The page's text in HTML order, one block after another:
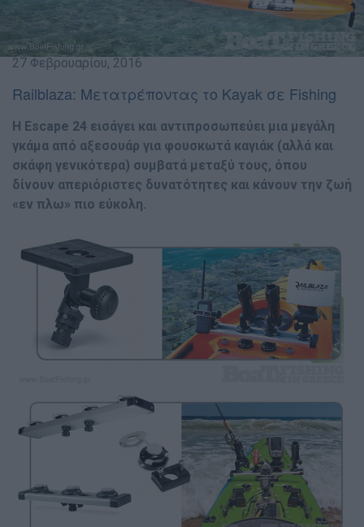
27 Φεβρουαρίου, 2016
Railblaza: Μετατρέποντας το Kayak σε Fishing
Η Escape 24 εισάγει και αντιπροσωπεύει µια µεγάλη
γκάµα από αξεσουάρ για φουσκωτά καγιάκ (αλλά και
σκάφη γενικότερα) συµβατά µεταξύ τους, όπου
δίνουν απεριόριστες δυνατότητες και κάνουν την ζωή
«εν πλω» πιο εύκολη.